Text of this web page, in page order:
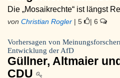
Die „Mosaikrechte“ ist längst
von Christian Rogler | 5 | 6
Vorhersagen von
Entwicklung der AfD
Güllner, Altmaier
CDU